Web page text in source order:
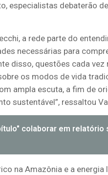
especialistas debaterão
, a rede parte do
necessárias para
disso, questões cada
os modos de vida
ampla escuta, a fim de
sustentável”, ressaltou
colaborar em relatório
na Amazônia e a energia